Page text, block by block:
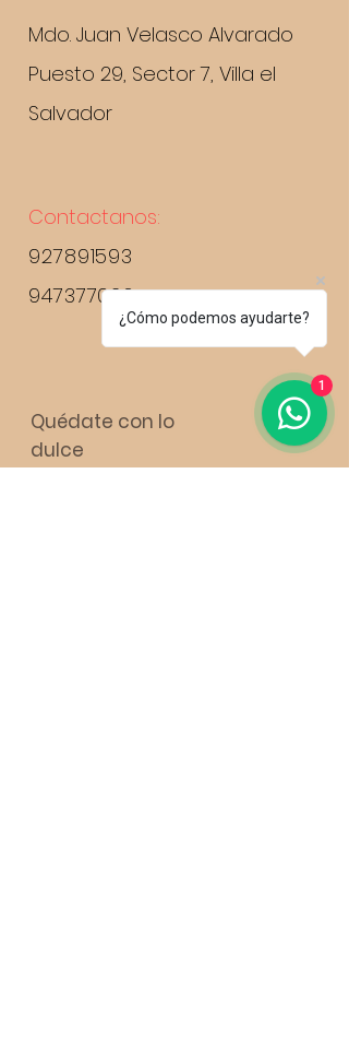
Mdo. Juan Velasco Alvarado
Puesto 29, Sector 7, Villa el
Salvador
Contactanos:
927891593
947377036
Quédate con lo
dulce
¿Cómo podemos ayudarte?
1